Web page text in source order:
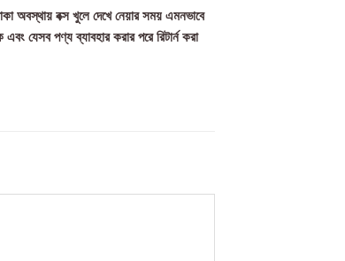
অবস্থায় বক্স খুলে দেখে নেয়ার সময় এমনভাবে
এবং যেসব পণ্য ব্যাবহার করার পরে রিটার্ন করা